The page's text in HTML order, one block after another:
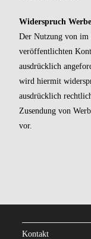
Widerspruch
Der Nutzung von im
veröffentlichten
ausdrücklich
wird hiermit
ausdrücklich
Zusendung von
vor.
Kontakt